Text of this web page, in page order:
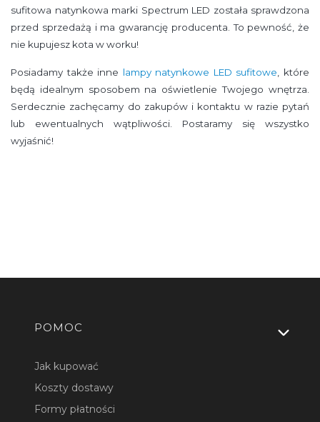
sufitowa natynkowa marki Spectrum LED została sprawdzona
przed sprzedażą i ma gwarancję producenta. To pewność, że
nie kupujesz kota w worku!
Posiadamy także inne lampy natynkowe LED sufitowe , które
będą idealnym sposobem na oświetlenie Twojego wnętrza.
Serdecznie zachęcamy do zakupów i kontaktu w razie pytań
lub ewentualnych wątpliwości. Postaramy się wszystko
wyjaśnić!
Linki w stopce
POMOC
Jak kupować
Koszty dostawy
Formy płatności